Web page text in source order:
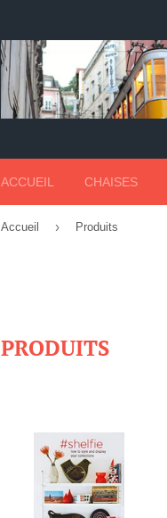
ACCUEIL CHAISES
Accueil › Produits
PRODUITS